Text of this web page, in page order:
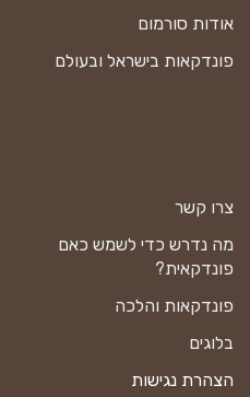
צרו קשר
מה נדרש כדי לשמש כאם
פונדקאית?
פונדקאות והלכה
בלוגים
הצהרת נגישות
אודות סורמום
פונדקאות בישראל ובעולם